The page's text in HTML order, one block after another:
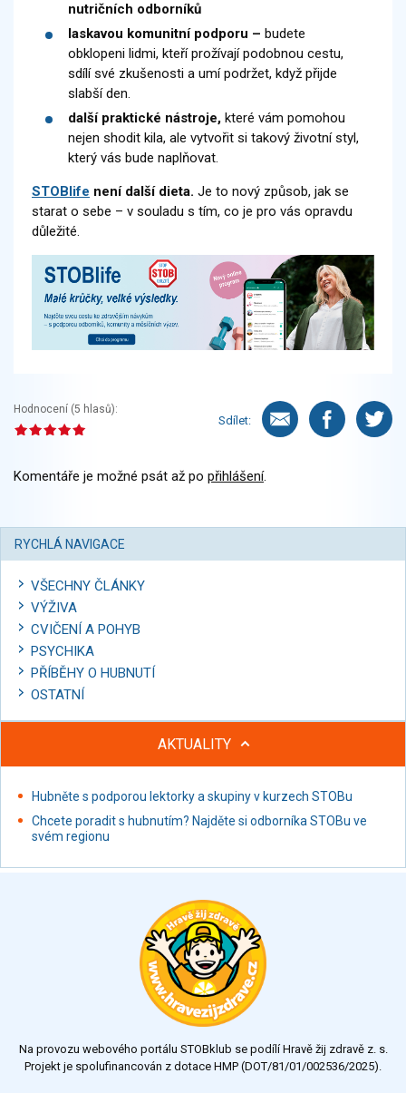
nutričních odborníků
laskavou komunitní podporu – budete
obklopeni lidmi, kteří prožívají podobnou cestu,
sdílí své zkušenosti a umí podržet, když přijde
slabší den.
další praktické nástroje, které vám pomohou
nejen shodit kila, ale vytvořit si takový životní styl,
který vás bude naplňovat.
STOBlife není další dieta. Je to nový způsob, jak se
starat o sebe – v souladu s tím, co je pro vás opravdu
důležité.
Hodnocení (5 hlasů):
Sdílet:
Komentáře je možné psát až po přihlášení.
RYCHLÁ NAVIGACE
VŠECHNY ČLÁNKY
VÝŽIVA
CVIČENÍ A POHYB
PSYCHIKA
PŘÍBĚHY O HUBNUTÍ
OSTATNÍ
AKTUALITY
Hubněte s podporou lektorky a skupiny v kurzech STOBu
Chcete poradit s hubnutím? Najděte si odborníka STOBu ve
svém regionu
Na provozu webového portálu STOBklub se podílí Hravě žij zdravě z. s.
Projekt je spolufinancován z dotace HMP (DOT/81/01/002536/2025).